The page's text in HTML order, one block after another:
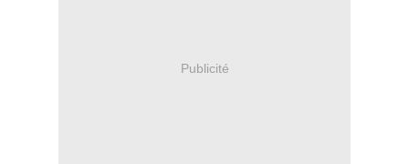
Publicité